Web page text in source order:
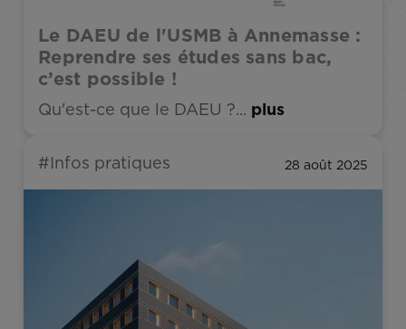
Le DAEU de l'USMB à Annemasse :
Reprendre ses études sans bac,
c’est possible !
Qu'est-ce que le DAEU ?... plus
#Infos pratiques 28 août 2025